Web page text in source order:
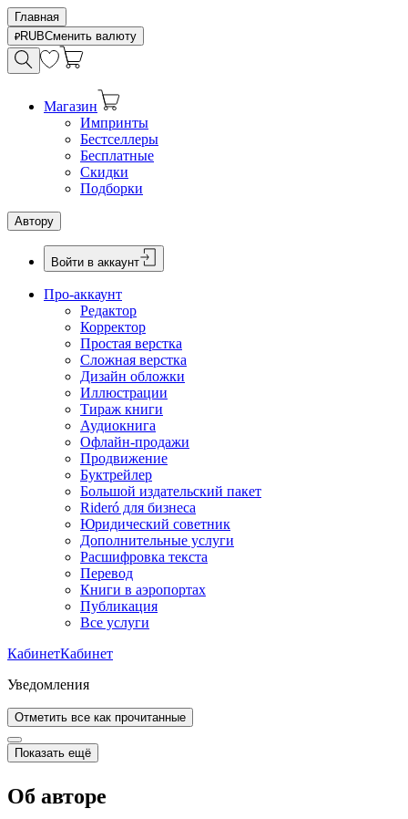
Главная
RUBСменить валюту
Магазин
Импринты
Бестселлеры
Бесплатные
Скидки
Подборки
Автору
Войти в аккаунт
Про-аккаунт
Редактор
Корректор
Простая верстка
Сложная верстка
Дизайн обложки
Иллюстрации
Тираж книги
Аудиокнига
Офлайн-продажи
Продвижение
Буктрейлер
Большой издательский пакет
Rideró для бизнеса
Юридический советник
Дополнительные услуги
Расшифровка текста
Перевод
Книги в аэропортах
Публикация
Все услуги
КабинетКабинет
Уведомления
Отметить все как прочитанные
Показать ещё
Об авторе